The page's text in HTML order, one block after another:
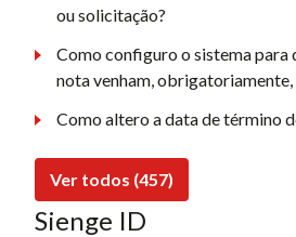
ou solicitação?
Como configuro o sistema para
nota venham, obrigatoriamente,
Como altero a data de término
Ver todos (457)
Sienge ID